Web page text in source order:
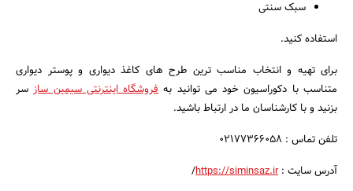
سبک سنتی
استفاده کنید.
برای تهیه و انتخاب مناسب ترین طرح های کاغذ دیواری و پوستر دیواری
متناسب با دکوراسیون خود می توانید بهفروشگاه اینترنتی سیمین سازسر
بزنید و با کارشناسان ما در ارتباط باشید.
تلفن تماس : 02177366058
آدرس سایت :https://siminsaz.ir
/